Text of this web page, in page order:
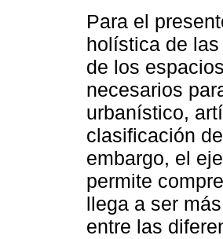
Para el
holística de
de los
necesarios
urbanístico,
clasificación
embargo, el
permite
llega a ser
entre las